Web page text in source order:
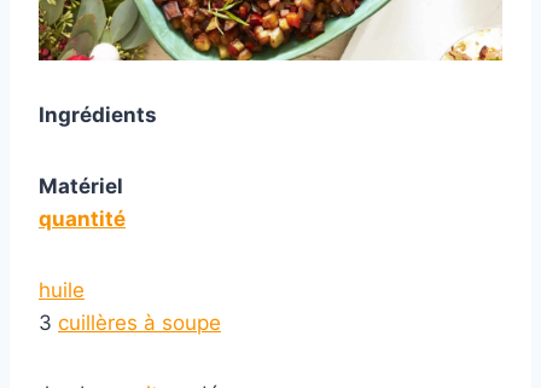
Ingrédients
Matériel
quantité
huile
3 cuillères à soupe